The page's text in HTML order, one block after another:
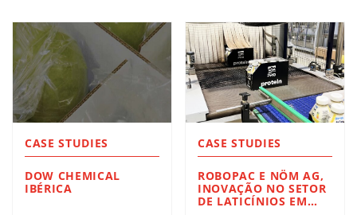
CASE STUDIES
DOW CHEMICAL
IBÉRICA
CASE STUDIES
ROBOPAC E NÖM AG,
INOVAÇÃO NO SETOR
DE LATICÍNIOS EM